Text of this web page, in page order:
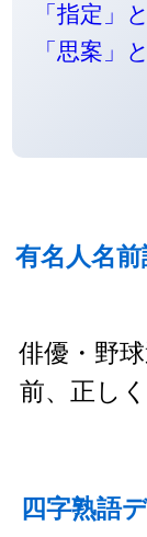
「指定」
「思案」
有名人名
俳優・野
前、正し
四字熟語